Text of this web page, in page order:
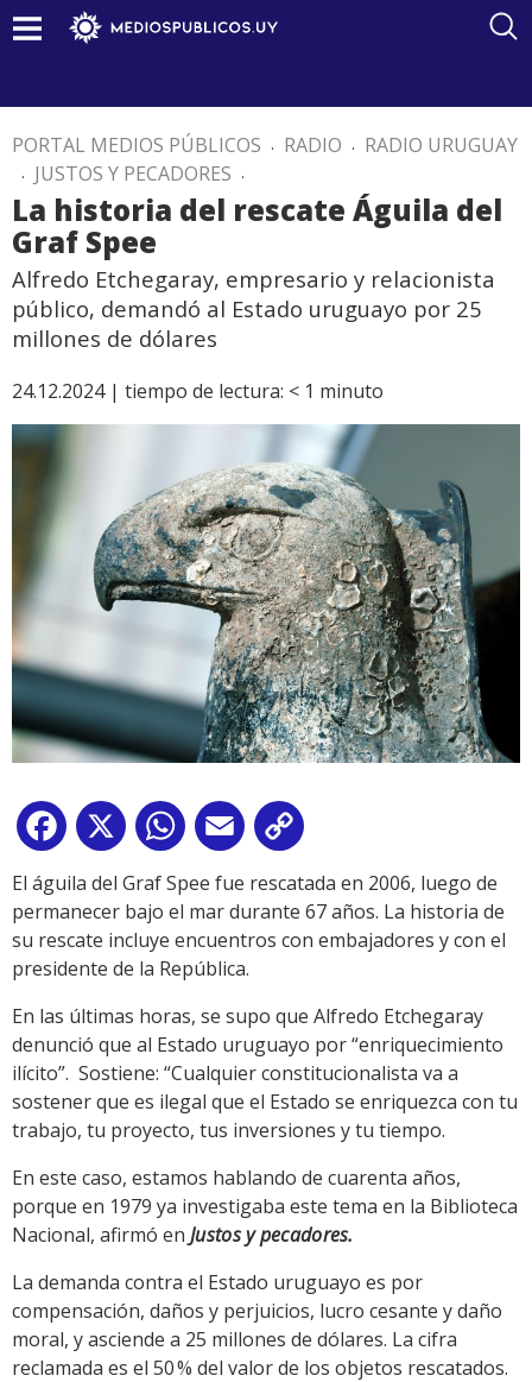
PORTAL MEDIOS PÚBLICOS . RADIO . RADIO URUGUAY
. JUSTOS Y PECADORES .
La historia del rescate Águila del
Graf Spee
Alfredo Etchegaray, empresario y relacionista
público, demandó al Estado uruguayo por 25
millones de dólares
24.12.2024 | tiempo de lectura: < 1 minuto
Facebook
X WhatsApp
Email
Link
El águila del Graf Spee fue rescatada en 2006, luego de
permanecer bajo el mar durante 67 años. La historia de
su rescate incluye encuentros con embajadores y con el
presidente de la República.
En las últimas horas, se supo que Alfredo Etchegaray
denunció que al Estado uruguayo por “enriquecimiento
ilícito”. Sostiene: “Cualquier constitucionalista va a
sostener que es ilegal que el Estado se enriquezca con tu
trabajo, tu proyecto, tus inversiones y tu tiempo.
En este caso, estamos hablando de cuarenta años,
porque en 1979 ya investigaba este tema en la Biblioteca
Nacional, afirmó en Justos y pecadores.
La demanda contra el Estado uruguayo es por
compensación, daños y perjuicios, lucro cesante y daño
moral, y asciende a 25 millones de dólares. La cifra
reclamada es el 50 % del valor de los objetos rescatados.